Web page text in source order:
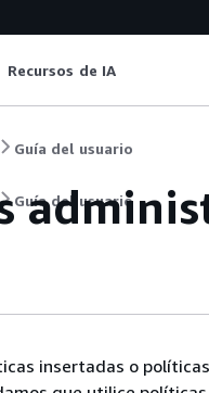
Recursos de IA
Guía del usuario
Guía del usuario
insertadas o políticas